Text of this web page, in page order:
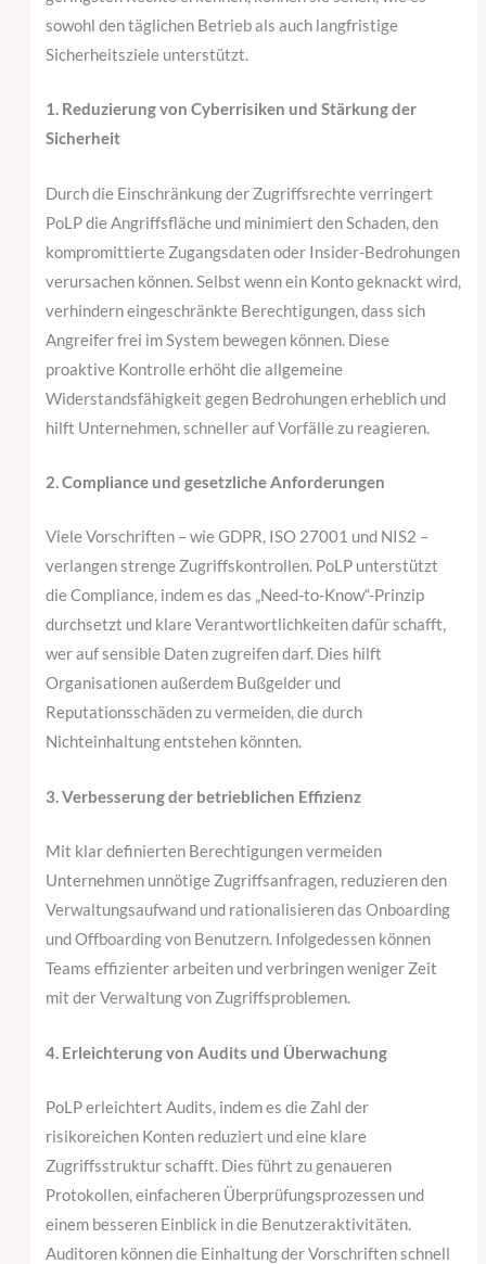
sowohl den täglichen Betrieb als auch langfristige
Sicherheitsziele unterstützt.
1. Reduzierung von Cyberrisiken und Stärkung der
Sicherheit
Durch die Einschränkung der Zugriffsrechte verringert
PoLP die Angriffsfläche und minimiert den Schaden, den
kompromittierte Zugangsdaten oder Insider-Bedrohungen
verursachen können. Selbst wenn ein Konto geknackt wird,
verhindern eingeschränkte Berechtigungen, dass sich
Angreifer frei im System bewegen können. Diese
proaktive Kontrolle erhöht die allgemeine
Widerstandsfähigkeit gegen Bedrohungen erheblich und
hilft Unternehmen, schneller auf Vorfälle zu reagieren.
2. Compliance und gesetzliche Anforderungen
Viele Vorschriften – wie GDPR, ISO 27001 und NIS2 –
verlangen strenge Zugriffskontrollen. PoLP unterstützt
die Compliance, indem es das „Need-to-Know“-Prinzip
durchsetzt und klare Verantwortlichkeiten dafür schafft,
wer auf sensible Daten zugreifen darf. Dies hilft
Organisationen außerdem Bußgelder und
Reputationsschäden zu vermeiden, die durch
Nichteinhaltung entstehen könnten.
3. Verbesserung der betrieblichen Effizienz
Mit klar definierten Berechtigungen vermeiden
Unternehmen unnötige Zugriffsanfragen, reduzieren den
Verwaltungsaufwand und rationalisieren das Onboarding
und Offboarding von Benutzern. Infolgedessen können
Teams effizienter arbeiten und verbringen weniger Zeit
mit der Verwaltung von Zugriffsproblemen.
4. Erleichterung von Audits und Überwachung
PoLP erleichtert Audits, indem es die Zahl der
risikoreichen Konten reduziert und eine klare
Zugriffsstruktur schafft. Dies führt zu genaueren
Protokollen, einfacheren Überprüfungsprozessen und
einem besseren Einblick in die Benutzeraktivitäten.
Auditoren können die Einhaltung der Vorschriften schnell